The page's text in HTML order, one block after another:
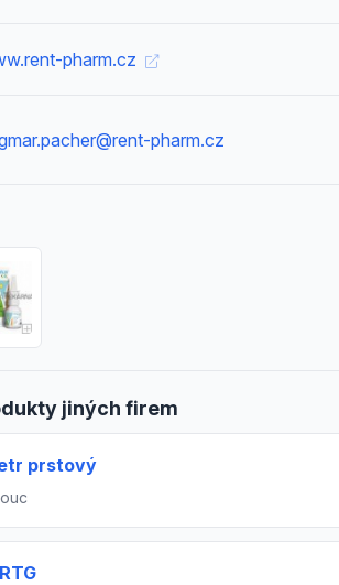
pharm.cz
pharm.cz
jiných firem
prstový